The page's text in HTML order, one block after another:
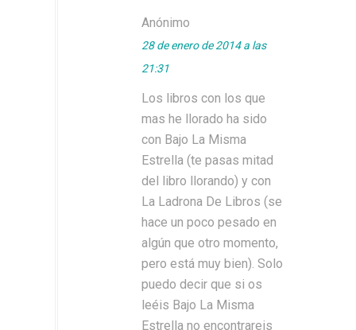
Anónimo
28 de enero de 2014 a las
21:31
Los libros con los que
mas he llorado ha sido
con Bajo La Misma
Estrella (te pasas mitad
del libro llorando) y con
La Ladrona De Libros (se
hace un poco pesado en
algún que otro momento,
pero está muy bien). Solo
puedo decir que si os
leéis Bajo La Misma
Estrella no encontrareis